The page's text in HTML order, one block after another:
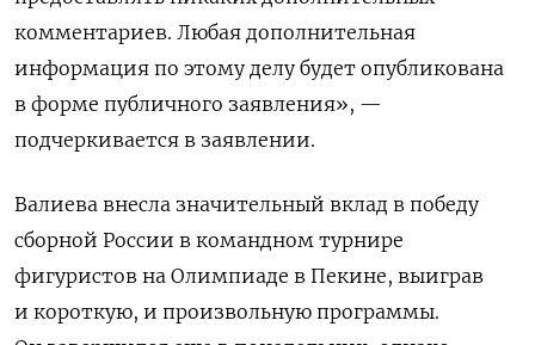
комментариев. Любая дополнительная
информация по этому делу будет опубликована
в форме публичного заявления», —
подчеркивается в заявлении.
Валиева внесла значительный вклад в победу
сборной России в командном турнире
фигуристов на Олимпиаде в Пекине, выиграв
и короткую, и произвольную программы.